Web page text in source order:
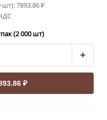
шт):7893.86₽
(2 000 шт)
+
₽